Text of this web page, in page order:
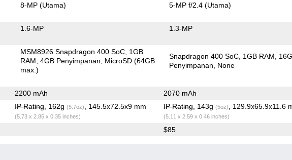
8-MP(Utama) 5-MP f/2.4(Utama)
1.6-MP 1.3-MP
MSM8926 Snapdragon 400 SoC 1GB
RAM 4GB Penyimpanan
MicroSD (64GB
max.)
Snapdragon 400 SoC 1GB RAM
Penyimpanan
None
2200 mAh 2070 mAh
IP Rating, 162g (5.7oz) , 145.5x72.5x9 mm
(5.73 x 2.85 x 0.35 inches)
IP Rating, 143g (5oz) , 129.9x65.9x11.6
(5.11 x 2.59 x 0.46 inches)
$85